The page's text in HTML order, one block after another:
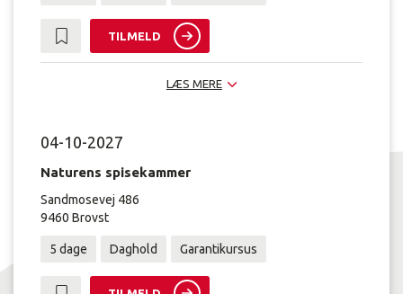
TILMELD
LÆS MERE
04-10-2027
Naturens spisekammer
Sandmosevej 486
9460 Brovst
5 dage Daghold Garantikursus